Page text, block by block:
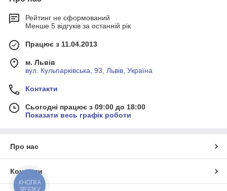
Рейтинг не сформований
Менше 5 відгуків за останній рік
Працює з 11.04.2013
м. Львів
вул. Кульпарківська, 93, Львів, Україна
Контакти
Сьогодні працює з 09:00 до 18:00
Показати весь графік роботи
Про нас
Контакти
КНОПКА
ЗВ'ЯЗКУ